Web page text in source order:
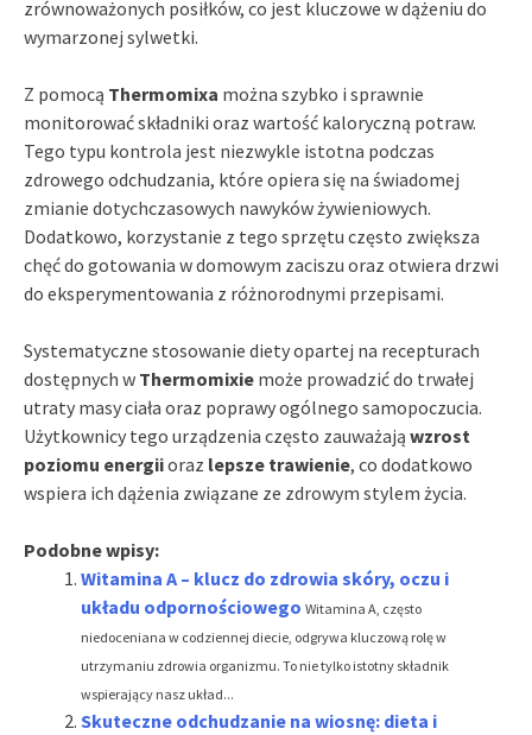
zrównoważonych posiłków, co jest kluczowe w dążeniu do
wymarzonej sylwetki.
Z pomocą Thermomixa można szybko i sprawnie
monitorować składniki oraz wartość kaloryczną potraw.
Tego typu kontrola jest niezwykle istotna podczas
zdrowego odchudzania, które opiera się na świadomej
zmianie dotychczasowych nawyków żywieniowych.
Dodatkowo, korzystanie z tego sprzętu często zwiększa
chęć do gotowania w domowym zaciszu oraz otwiera drzwi
do eksperymentowania z różnorodnymi przepisami.
Systematyczne stosowanie diety opartej na recepturach
dostępnych w Thermomixie może prowadzić do trwałej
utraty masy ciała oraz poprawy ogólnego samopoczucia.
Użytkownicy tego urządzenia często zauważają wzrost
poziomu energiioraz lepsze trawienie, co dodatkowo
wspiera ich dążenia związane ze zdrowym stylem życia.
Podobne wpisy:
Witamina A – klucz do zdrowia skóry, oczu i
układu odpornościowego Witamina A, często
niedoceniana w codziennej diecie, odgrywa kluczową rolę w
utrzymaniu zdrowia organizmu. To nie tylko istotny składnik
wspierający nasz układ...
Skuteczne odchudzanie na wiosnę: dieta i